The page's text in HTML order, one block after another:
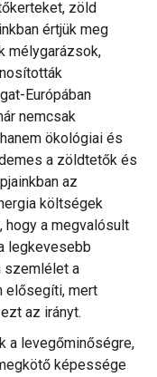
zöld
értjük meg
mélygarázsok,
Európában
nemcsak
ökológiai és
a zöldtetők és
az
költségek
hogy a megvalósult
legkevesebb
szemlélet a
elősegíti, mert
az irányt.
a levegőminőségre,
képessége